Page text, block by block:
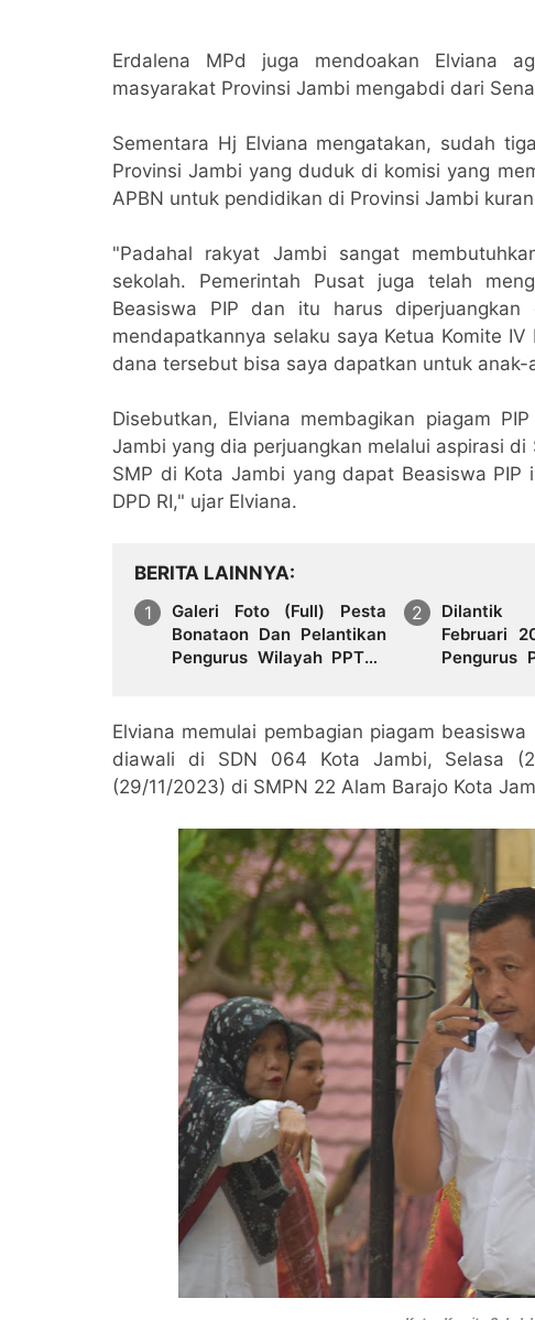
Erdalena MPd juga mendoakan Elviana
masyarakat Provinsi Jambi mengabdi dari
Sementara Hj Elviana mengatakan, sudah
Provinsi Jambi yang duduk di komisi yang
APBN untuk pendidikan di Provinsi Jambi
"Padahal rakyat Jambi sangat
sekolah. Pemerintah Pusat juga telah
Beasiswa PIP dan itu harus
mendapatkannya selaku saya Ketua Komite
dana tersebut bisa saya dapatkan untuk
Disebutkan, Elviana membagikan piagam
Jambi yang dia perjuangkan melalui aspirasi
SMP di Kota Jambi yang dapat Beasiswa
DPD RI," ujar Elviana.
BERITA LAINNYA
Galeri Foto (Full) Pesta
Bonataon Dan Pelantikan
Pengurus Wilayah PPTSB
Dilantik
Februari
Pengurus
Elviana memulai pembagian piagam
diawali di SDN 064 Kota Jambi, Selasa
(29/11/2023) di SMPN 22 Alam Barajo Kota